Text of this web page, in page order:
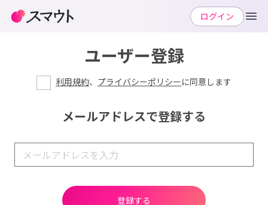
ユーザー登録
利用規約、 プライバシーポリシーに同意します
メールアドレスで登録する
ログイン